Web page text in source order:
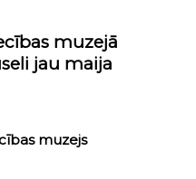
muzejā
jau maija
muzejs